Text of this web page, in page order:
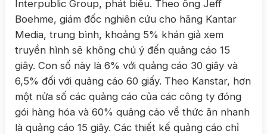
Interpublic Group, phát biểu. Theo ông Jeff
Boehme, giám đốc nghiên cứu cho hãng Kantar
Media, trung bình, khoảng 5% khán giả xem
truyền hình sẽ không chú ý đến quảng cáo 15
giây. Con số này là 6% với quảng cáo 30 giây và
6,5% đối với quảng cáo 60 giấy. Theo Kanstar, hơn
một nửa số các quảng cáo của các công ty đóng
gói hàng hóa và 60% quảng cáo về thức ăn nhanh
là quảng cáo 15 giây. Các thiết kế quảng cáo chỉ